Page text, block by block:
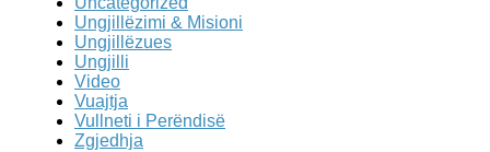
Ungjillëzimi & Misioni
Ungjillëzues
Ungjilli
Video
Vuajtja
Vullneti i Perëndisë
Zgjedhja